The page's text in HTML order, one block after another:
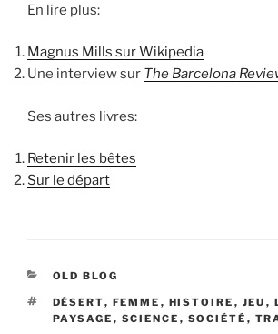
En lire plus:
Magnus Mills sur Wikipedia
Une interview sur The Barcelona
Ses autres livres:
Retenir les bêtes
Sur le départ
CATEGORIES
OLD BLOG
TAGS
DÉSERT, FEMME , HISTOIRE , JEU ,
PAYSAGE , SCIENCE , SOCIÉTÉ ,